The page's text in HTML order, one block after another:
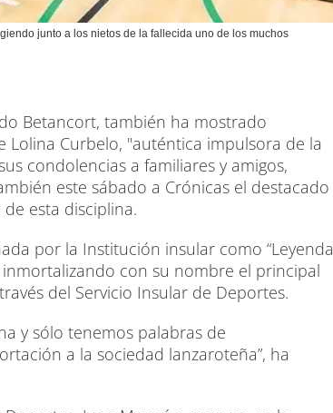
junto a los nietos de la fallecida uno de los muchos
Betancort, también ha mostrado
Curbelo, "auténtica impulsora de la
condolencias a familiares y amigos,
este sábado a Crónicas el destacado
esta disciplina.
por la Institución insular como “Leyenda
con su nombre el principal
del Servicio Insular de Deportes.
y sólo tenemos palabras de
a la sociedad lanzaroteña”, ha